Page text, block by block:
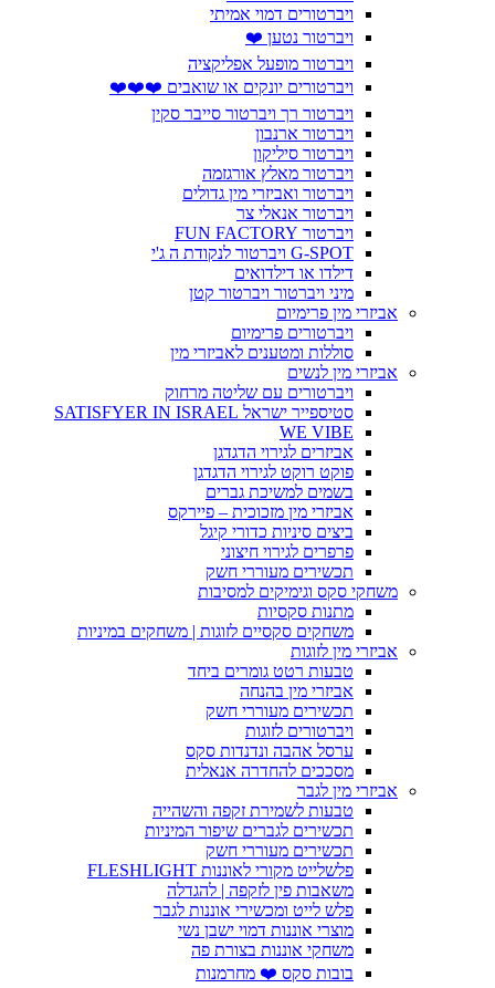
ויברטורים דמוי אמיתי
ויברטור נטען ❤️
ויברטור מופעל אפליקציה
ויברטורים יונקים או שואבים ❤️❤️❤️
ויברטור רך ויברטור סייבר סקין
ויברטור ארנבון
ויברטור סיליקון
ויברטור מאלץ אורגזמה
ויברטור ואביזרי מין גדולים
ויברטור אנאלי צר
ויברטור FUN FACTORY
G-SPOT ויברטור לנקודת ה ג'י
דילדו או דילדואים
מיני ויברטור ויברטור קטן
אביזרי מין פרימיום
ויברטורים פרימיום
סוללות ומטענים לאביזרי מין
אביזרי מין לנשים
ויברטורים עם שליטה מרחוק
סטיספייר ישראל SATISFYER IN ISRAEL
WE VIBE
אביזרים לגירוי הדגדגן
פוקט רוקט לגירוי הדגדגן
בשמים למשיכת גברים
אביזרי מין מזכוכית – פיירקס
ביצים סיניות כדורי קיגל
פרפרים לגירוי חיצוני
תכשירים מעוררי חשק
משחקי סקס וגימיקים למסיבות
מתנות סקסיות
משחקים סקסיים לזוגות | משחקים במיניות
אביזרי מין לזוגות
טבעות רטט גומרים ביחד
אביזרי מין בהנחה
תכשירים מעוררי חשק
ויברטורים לזוגות
ערסל אהבה ונדנדות סקס
מסככים להחדרה אנאלית
אביזרי מין לגבר
טבעות לשמירת זקפה והשהייה
תכשירים לגברים שיפור המיניות
תכשירים מעוררי חשק
פלשלייט מקורי לאוננות FLESHLIGHT
משאבות פין לזקפה | להגדלה
פלש לייט ומכשירי אוננות לגבר
מוצרי אוננות דמוי ישבן נשי
משחקי אוננות בצורת פה
בובות סקס ❤️ מחרמנות